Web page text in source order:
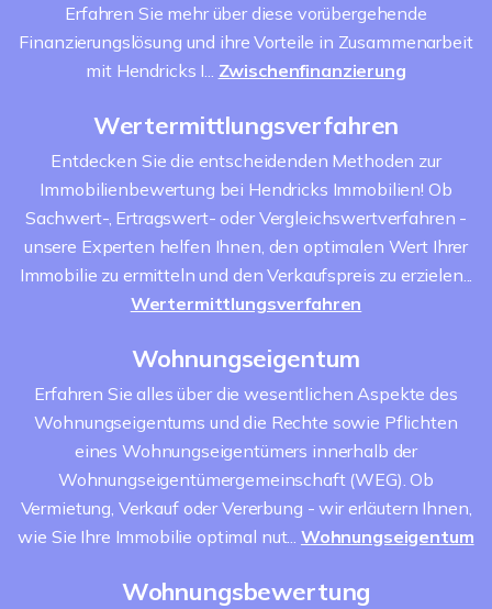
Erfahren Sie mehr über diese vorübergehende
Finanzierungslösung und ihre Vorteile in Zusammenarbeit
mit Hendricks I... Zwischenfinanzierung
Wertermittlungsverfahren
Entdecken Sie die entscheidenden Methoden zur
Immobilienbewertung bei Hendricks Immobilien! Ob
Sachwert-, Ertragswert- oder Vergleichswertverfahren -
unsere Experten helfen Ihnen, den optimalen Wert Ihrer
Immobilie zu ermitteln und den Verkaufspreis zu erzielen...
Wertermittlungsverfahren
Wohnungseigentum
Erfahren Sie alles über die wesentlichen Aspekte des
Wohnungseigentums und die Rechte sowie Pflichten
eines Wohnungseigentümers innerhalb der
Wohnungseigentümergemeinschaft (WEG). Ob
Vermietung, Verkauf oder Vererbung - wir erläutern Ihnen,
wie Sie Ihre Immobilie optimal nut... Wohnungseigentum
Wohnungsbewertung